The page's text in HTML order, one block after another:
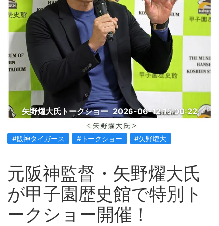
矢野燿大氏トークショー 2026-06-12 15:00:22
#阪神タイガース #トークショー #矢野燿大
元阪神監督・矢野燿大氏
が甲子園歴史館で特別ト
ークショー開催！